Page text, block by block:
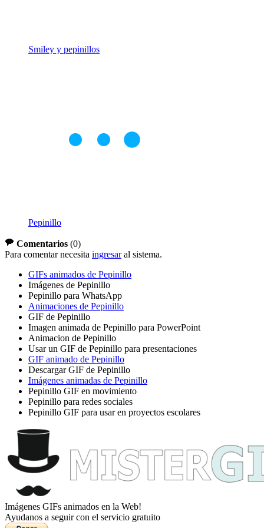
Smiley y pepinillos
Pepinillo
Comentarios (0)
Para comentar necesita ingresaral sistema.
GIFs animados de Pepinillo
Imágenes de Pepinillo
Pepinillo para WhatsApp
Animaciones de Pepinillo
GIF de Pepinillo
Imagen animada de Pepinillo para PowerPoint
Animacion de Pepinillo
Usar un GIF de Pepinillo para presentaciones
GIF animado de Pepinillo
Descargar GIF de Pepinillo
Imágenes animadas de Pepinillo
Pepinillo GIF en movimiento
Pepinillo para redes sociales
Pepinillo GIF para usar en proyectos escolares
Imágenes GIFs animados en la Web!
Ayudanos a seguir con el servicio gratuito